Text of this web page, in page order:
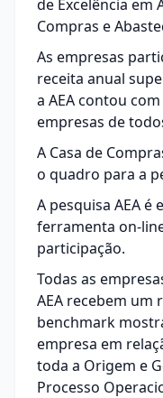
de Excelência em
Compras e
As empresas
receita anual
a AEA contou
empresas de
A Casa de
o quadro para a
A pesquisa AEA é
ferramenta on-
participação.
Todas as
AEA recebem
benchmark
empresa em
toda a Origem e
Processo